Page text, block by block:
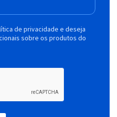
de privacidade e deseja
sobre os produtos do